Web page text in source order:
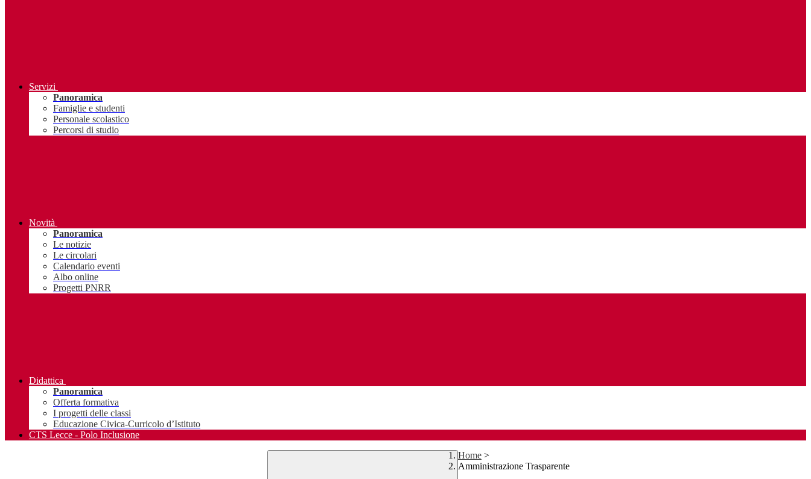
Servizi
Panoramica
Famiglie e studenti
Personale scolastico
Percorsi di studio
Novità
Panoramica
Le notizie
Le circolari
Calendario eventi
Albo online
Progetti PNRR
Didattica
Panoramica
Offerta formativa
I progetti delle classi
Educazione Civica-Curricolo d’Istituto
CTS Lecce - Polo Inclusione
Home >
Amministrazione Trasparente